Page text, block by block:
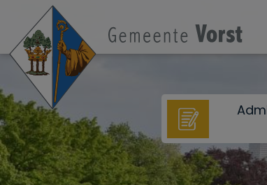
Overslaan en naar de inhoud gaan